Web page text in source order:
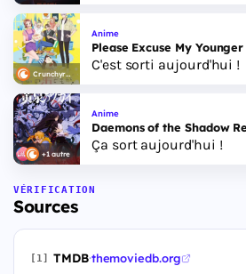
Crunchyroll
Anime
Please Excuse My
C'est sorti aujourd'hui !
+1 autre
Anime
Daemons of the Shadow
Ça sort aujourd'hui !
VÉRIFICATION
Sources
[1] TMDB·themoviedb.org